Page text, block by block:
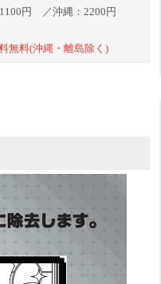
円 ／沖縄：2200円
無料(沖縄・離島除く)